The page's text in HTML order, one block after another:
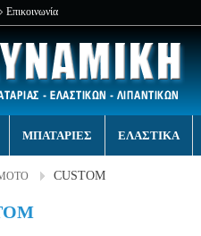
Επικοινωνία
ΜΠΑΤΑΡΙΕΣ ΕΛΑΣΤΙΚΑ
CUSTOM